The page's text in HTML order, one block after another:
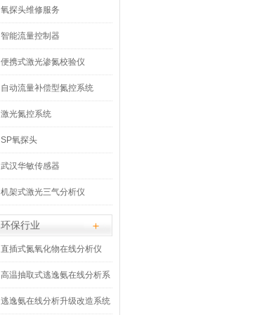
氧探头维修服务
智能流量控制器
便携式激光渗氮校验仪
自动流量补偿型氮控系统
激光氮控系统
SP氧探头
武汉华敏传感器
机架式激光三气分析仪
环保行业
直插式氮氧化物在线分析仪
高温抽取式逃逸氨在线分析系
统
逃逸氨在线分析升级改造系统